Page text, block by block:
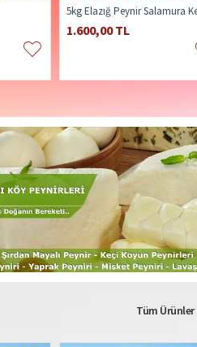
1.600,00 TL
Tüm Ürünler